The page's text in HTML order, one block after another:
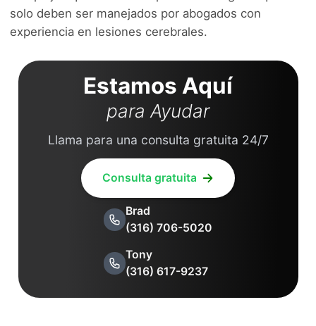
solo deben ser manejados por abogados con
experiencia en lesiones cerebrales.
Estamos Aquí
para Ayudar
Llama para una consulta gratuita 24/7
Consulta gratuita
Brad
(316) 706-5020
Tony
(316) 617-9237